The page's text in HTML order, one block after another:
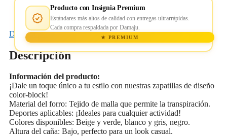
Producto con Insignia Premium
Estándares más altos de calidad con entregas ultrarrápidas.
Cada compra respaldada por Damaju.
★ PREMIUM
Descripción
Descripción
Información del producto:
¡Dale un toque único a tu estilo con nuestras zapatillas de diseño
color-block!
Material del forro: Tejido de malla que permite la transpiración.
Deportes aplicables: ¡Ideales para cualquier actividad!
Colores disponibles: Beige y verde, blanco y gris, negro.
Altura del caña: Bajo, perfecto para un look casual.